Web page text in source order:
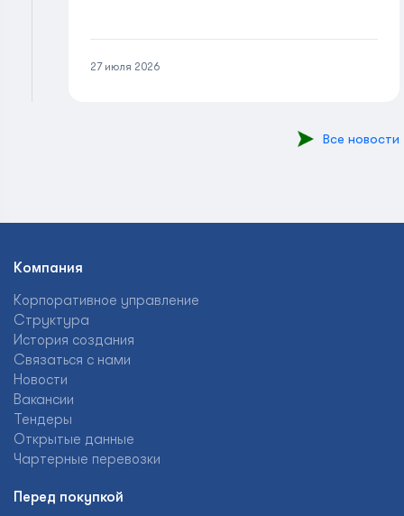
27 июля 2026
Все новости
Компания
Корпоративное управление
Структура
История создания
Связаться с нами
Новости
Вакансии
Тендеры
Открытые данные
Чартерные перевозки
Перед покупкой